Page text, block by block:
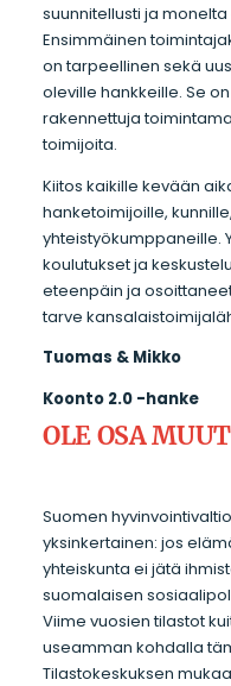
suunnitellusti ja
Ensimmäinen
on tarpeellinen sekä
oleville hankkeille. Se
rakennettuja
toimijoita.
Kiitos kaikille kevään
hanketoimijoille,
yhteistyökumppaneille.
koulutukset ja
eteenpäin ja
tarve
Tuomas & Mikko
Koonto 2.0 -hanke
OLE OSA
Suomen
yksinkertainen: jos
yhteiskunta ei jätä
suomalaisen
Viime vuosien tilastot
useamman kohdalla
Tilastokeskuksen